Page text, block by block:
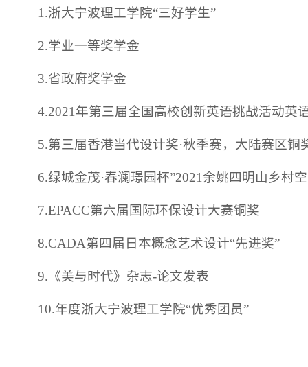
1.浙大宁波理工学院“三好学生”
2.学业一等奖学金
3.省政府奖学金
4.2021年第三届全国高校创新英语挑战活动英
5.第三届香港当代设计奖·秋季赛，大陆赛区铜
6.绿城金茂·春澜璟园杯”2021余姚四明山乡村
7.EPACC第六届国际环保设计大赛铜奖
8.CADA第四届日本概念艺术设计“先进奖”
9.《美与时代》杂志-论文发表
10.年度浙大宁波理工学院“优秀团员”